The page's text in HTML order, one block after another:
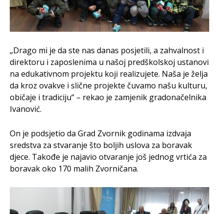
„Drago mi je da ste nas danas posjetili, a zahvalnost i
direktoru i zaposlenima u našoj predškolskoj ustanovi
na edukativnom projektu koji realizujete. Naša je želja
da kroz ovakve i slične projekte čuvamo našu kulturu,
običaje i tradiciju“ – rekao je zamjenik gradonačelnika
Ivanović.
On je podsjetio da Grad Zvornik godinama izdvaja
sredstva za stvaranje što boljih uslova za boravak
djece. Takođe je najavio otvaranje još jednog vrtića za
boravak oko 170 malih Zvorničana.